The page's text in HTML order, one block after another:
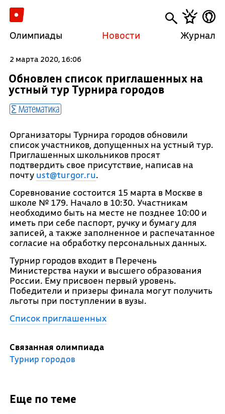
Олимпиады Новости Журнал
2 марта 2020, 16:06
Обновлен список приглашенных на
устный тур Турнира городов
Математика
Организаторы Турнира городов обновили
список участников, допущенных на устный тур.
Приглашенных школьников просят
подтвердить свое присутствие, написав на
почту ust@turgor.ru.
Соревнование состоится 15 марта в Москве в
школе № 179. Начало в 10:30. Участникам
необходимо быть на месте не позднее 10:00 и
иметь при себе паспорт, ручку и бумагу для
записей, а также заполненное и распечатанное
согласие на обработку персональных данных.
Турнир городов входит в Перечень
Министерства науки и высшего образования
России. Ему присвоен первый уровень.
Победители и призеры финала могут получить
льготы при поступлении в вузы.
Список приглашенных
Связанная олимпиада
Турнир городов
Еще по теме